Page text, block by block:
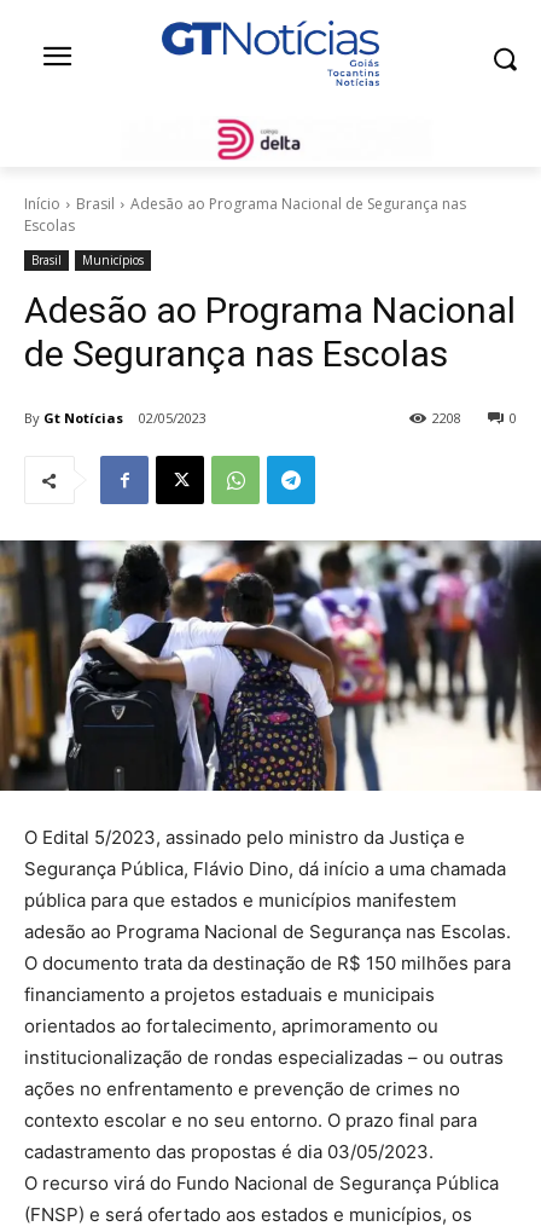
Início Brasil
Adesão ao Programa Nacional de Segurança nas
Escolas
Brasil Municípios
Adesão ao Programa Nacional
de Segurança nas Escolas
By Gt Notícias 02/05/2023 0
2208
O Edital 5/2023, assinado pelo ministro da Justiça e
Segurança Pública, Flávio Dino, dá início a uma chamada
pública para que estados e municípios manifestem
adesão ao Programa Nacional de Segurança nas Escolas.
O documento trata da destinação de R$ 150 milhões para
financiamento a projetos estaduais e municipais
orientados ao fortalecimento, aprimoramento ou
institucionalização de rondas especializadas – ou outras
ações no enfrentamento e prevenção de crimes no
contexto escolar e no seu entorno. O prazo final para
cadastramento das propostas é dia 03/05/2023.
O recurso virá do Fundo Nacional de Segurança Pública
(FNSP) e será ofertado aos estados e municípios, os